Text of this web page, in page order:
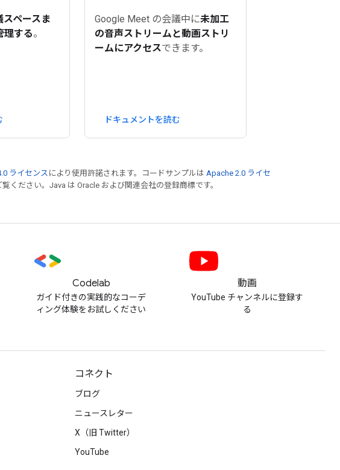
スペースま
理する。
Google Meet の会議中に未加工
の音声ストリームと動画ストリ
ームにアクセスできます。
ドキュメントを読む
ライセンス により使用許諾されます。コードサンプルは Apache 2.0 ライセ
覧ください。Java は Oracle および関連会社の登録商標です。
Codelab
ガイド付きの実践的なコーデ
ィング体験をお試しください
動画
YouTube チャンネルに登録す
る
コネクト
ブログ
ニュースレター
X（旧 Twitter）
YouTube